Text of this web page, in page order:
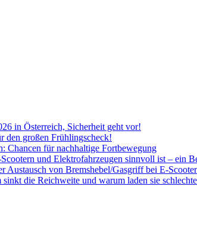
in Österreich, Sicherheit geht vor!
den großen Frühlingscheck!
Chancen für nachhaltige Fortbewegung
und Elektrofahrzeugen sinnvoll ist – ein
Austausch von Bremshebel/Gasgriff bei E-
die Reichweite und warum laden sie